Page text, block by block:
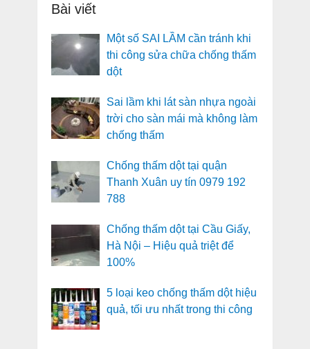
Bài viết
Một số SAI LẦM cần tránh khi
thi công sửa chữa chống thấm
dột
Sai lầm khi lát sàn nhựa ngoài
trời cho sàn mái mà không làm
chống thấm
Chống thấm dột tại quận
Thanh Xuân uy tín 0979 192
788
Chống thấm dột tại Cầu Giấy,
Hà Nội – Hiệu quả triệt để
100%
5 loại keo chống thấm dột hiệu
quả, tối ưu nhất trong thi công